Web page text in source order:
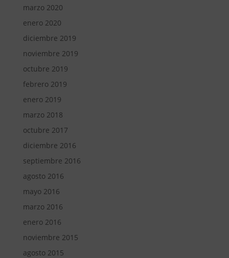
marzo 2020
enero 2020
diciembre 2019
noviembre 2019
octubre 2019
febrero 2019
enero 2019
marzo 2018
octubre 2017
diciembre 2016
septiembre 2016
agosto 2016
mayo 2016
marzo 2016
enero 2016
noviembre 2015
agosto 2015